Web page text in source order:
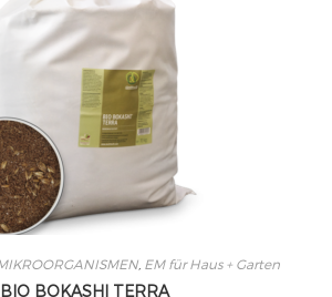
EM für Haus + Garten
BIO BOKASHI TERRA